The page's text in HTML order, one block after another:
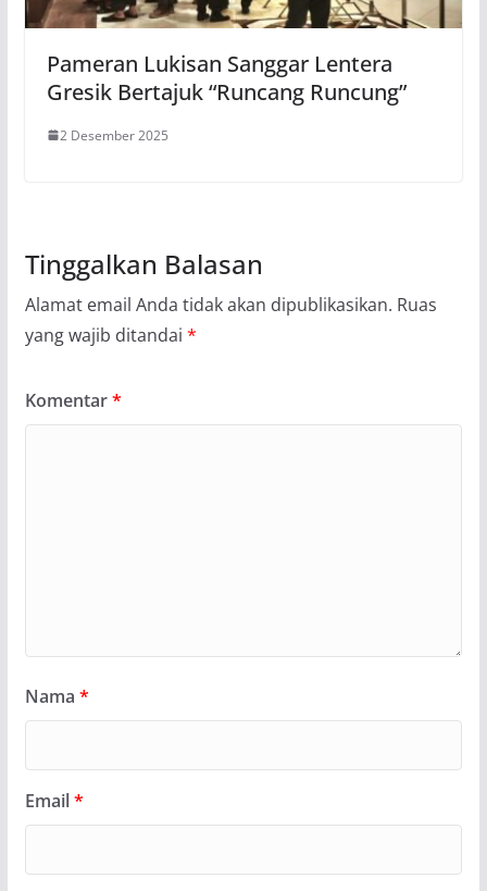
Pameran Lukisan Sanggar Lentera
Gresik Bertajuk “Runcang Runcung”
2 Desember 2025
Tinggalkan Balasan
Alamat email Anda tidak akan dipublikasikan. Ruas
yang wajib ditandai *
Komentar*
Nama *
Email*